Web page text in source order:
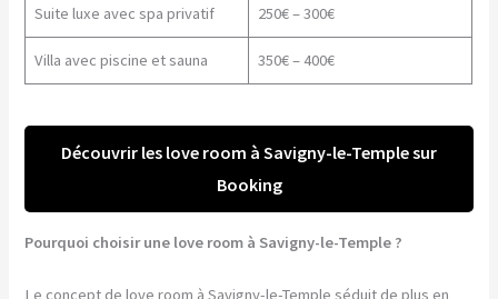
Suite luxe avec spa privatif 250€ – 300€
Villa avec piscine et sauna 350€ – 400€
Découvrir les love room à Savigny-le-Temple sur
Booking
Pourquoi choisir une love room à Savigny-le-Temple ?
Le concept de love room à Savigny-le-Temple séduit de plus en